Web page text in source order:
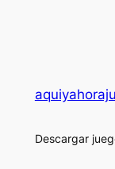
Descargar